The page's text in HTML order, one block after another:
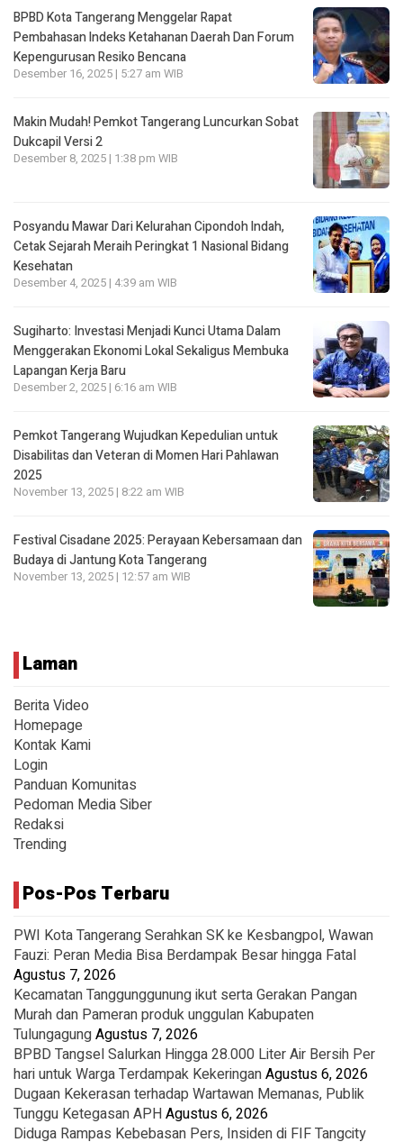
BPBD Kota Tangerang Menggelar Rapat
Pembahasan lndeks Ketahanan Daerah Dan Forum
Kepengurusan Resiko Bencana
Desember 16, 2025 | 5:27 am WIB
Makin Mudah! Pemkot Tangerang Luncurkan Sobat
Dukcapil Versi 2
Desember 8, 2025 | 1:38 pm WIB
Posyandu Mawar Dari Kelurahan Cipondoh lndah,
Cetak Sejarah Meraih Peringkat 1 Nasional Bidang
Kesehatan
Desember 4, 2025 | 4:39 am WIB
Sugiharto: Investasi Menjadi Kunci Utama Dalam
Menggerakan Ekonomi Lokal Sekaligus Membuka
Lapangan Kerja Baru
Desember 2, 2025 | 6:16 am WIB
Pemkot Tangerang Wujudkan Kepedulian untuk
Disabilitas dan Veteran di Momen Hari Pahlawan
2025
November 13, 2025 | 8:22 am WIB
Festival Cisadane 2025: Perayaan Kebersamaan dan
Budaya di Jantung Kota Tangerang
November 13, 2025 | 12:57 am WIB
Laman
Berita Video
Homepage
Kontak Kami
Login
Panduan Komunitas
Pedoman Media Siber
Redaksi
Trending
Pos-Pos Terbaru
PWI Kota Tangerang Serahkan SK ke Kesbangpol, Wawan
Fauzi: Peran Media Bisa Berdampak Besar hingga Fatal
Agustus 7, 2026
Kecamatan Tanggunggunung ikut serta Gerakan Pangan
Murah dan Pameran produk unggulan Kabupaten
TulungagungAgustus 7, 2026
BPBD Tangsel Salurkan Hingga 28.000 Liter Air Bersih Per
hari untuk Warga Terdampak KekeringanAgustus 6, 2026
Dugaan Kekerasan terhadap Wartawan Memanas, Publik
Tunggu Ketegasan APHAgustus 6, 2026
Diduga Rampas Kebebasan Pers, Insiden di FIF Tangcity